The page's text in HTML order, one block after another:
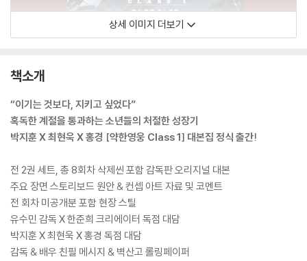
상세 이미지 더보기
책소개
“이기는 것보다, 지키고 싶었다”
혹독한 계절을 통과하는 소년들의 처절한 성장기
박지훈 X 최현욱 X 홍경 [약한영웅 Class 1] 대본집 정식 출간!
전 2권 세트, 총 8회차 삭제씬 포함 감독판 오리지널 대본
주요 장면 스토리보드 원안 & 컨셉 아트 자료 및 코멘트
전 회차 미공개분 포함 현장 스틸
유수민 감독 X 한준희 크리에이터 독점 대담
박지훈 X 최현욱 X 홍경 독점 대담
감독 & 배우 친필 메시지 & 벽산고 롤링페이퍼